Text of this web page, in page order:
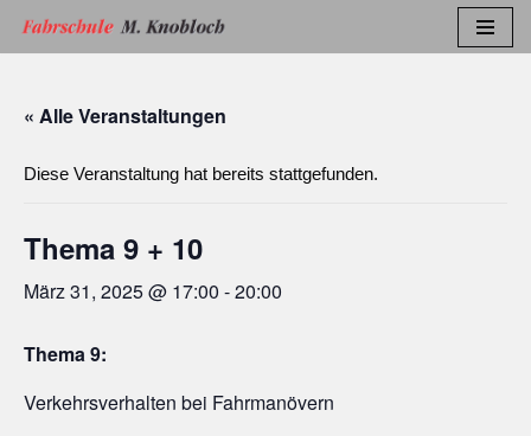
springen
« Alle Veranstaltungen
Diese Veranstaltung hat bereits stattgefunden.
Thema 9 + 10
März 31, 2025 @ 17:00 -20:00
Thema 9:
Verkehrsverhalten bei Fahrmanövern